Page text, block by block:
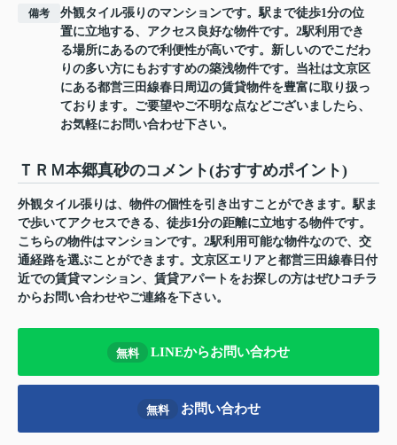
備考
外観タイル張りのマンションです。駅まで徒歩1分の位
置に立地する、アクセス良好な物件です。2駅利用でき
る場所にあるので利便性が高いです。新しいのでこだわ
りの多い方にもおすすめの築浅物件です。当社は文京区
にある都営三田線春日周辺の賃貸物件を豊富に取り扱っ
ております。ご要望やご不明な点などございましたら、
お気軽にお問い合わせ下さい。
ＴＲＭ本郷真砂のコメント(おすすめポイント)
外観タイル張りは、物件の個性を引き出すことができます。駅ま
で歩いてアクセスできる、徒歩1分の距離に立地する物件です。
こちらの物件はマンションです。2駅利用可能な物件なので、交
通経路を選ぶことができます。文京区エリアと都営三田線春日付
近での賃貸マンション、賃貸アパートをお探しの方はぜひコチラ
からお問い合わせやご連絡を下さい。
無料 LINEからお問い合わせ
無料 お問い合わせ